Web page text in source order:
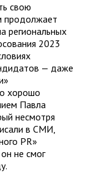
свою
продолжает
региональных
2023
— даже
хорошо
Павла
несмотря
в СМИ,
PR»
не смог